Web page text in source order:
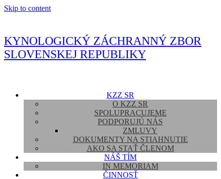
Skip to content
KYNOLOGICKÝ ZÁCHRANNÝ ZBOR
SLOVENSKEJ REPUBLIKY
KZZ SR
O KZZ SR
SPOLUPRACUJEME
PODPORUJÚ NÁS
ZMLUVY
DOKUMENTY NA STIAHNUTIE
AKO SA STAŤ ČLENOM
NÁŠ TÍM
IN MEMORIAM
ČINNOSŤ